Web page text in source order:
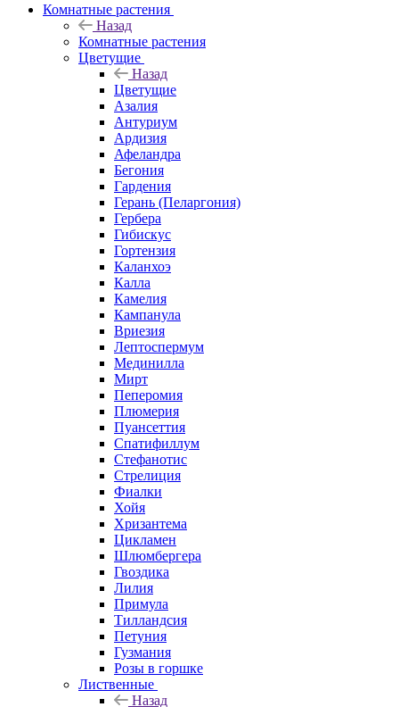
Комнатные растения
Назад
Комнатные растения
Цветущие
Назад
Цветущие
Азалия
Антуриум
Ардизия
Афеландра
Бегония
Гардения
Герань (Пеларгония)
Гербера
Гибискус
Гортензия
Каланхоэ
Калла
Камелия
Кампанула
Вриезия
Лептоспермум
Мединилла
Мирт
Пеперомия
Плюмерия
Пуансеттия
Спатифиллум
Стефанотис
Стрелиция
Фиалки
Хойя
Хризантема
Цикламен
Шлюмбергера
Гвоздика
Лилия
Примула
Тилландсия
Петуния
Гузмания
Розы в горшке
Лиственные
Назад